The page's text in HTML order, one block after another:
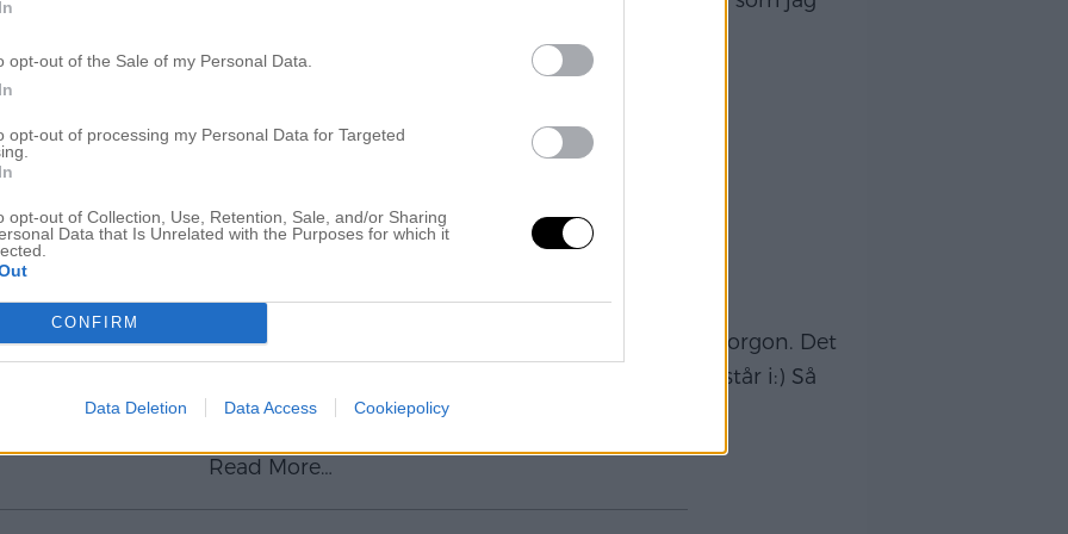
opt-out of the Sale of my Personal Data.
opt-out of processing my Personal Data for Targeted
opt-out of Collection, Use, Retention, Sale, and/or Sharing
Data that Is Unrelated with the Purposes for which it
CONFIRM
Data Deletion Data Access Cookiepolicy
. . . .. Hej hallå bästa dagen! . . . Är hemma en kortis efter
urtrevliga mammorna[…]
Read More…
JAG GÖR IDAG
bloggisar!? Jo jag bakar och fixar inför Lo Lo´s klass brödförsäljning imorgon. Det
klassresa och här rullas det chokladbollar för fullt och strösslas och står i:) Så
också idag, medans solen fortfarande[…]
Read More…